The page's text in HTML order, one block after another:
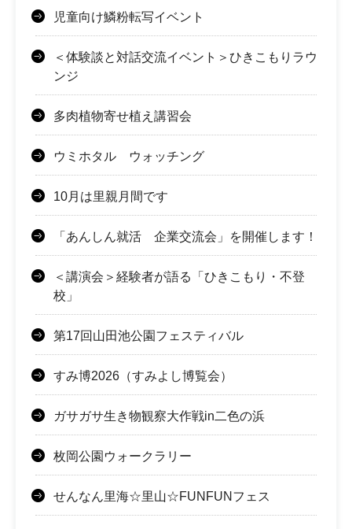
児童向け鱗粉転写イベント
＜体験談と対話交流イベント＞ひきこもりラウ
ンジ
多肉植物寄せ植え講習会
ウミホタル ウォッチング
10月は里親月間です
「あんしん就活 企業交流会」を開催します！
＜講演会＞経験者が語る「ひきこもり・不登
校」
第17回山田池公園フェスティバル
すみ博2026（すみよし博覧会）
ガサガサ生き物観察大作戦in二色の浜
枚岡公園ウォークラリー
せんなん里海☆里山☆FUNFUNフェス